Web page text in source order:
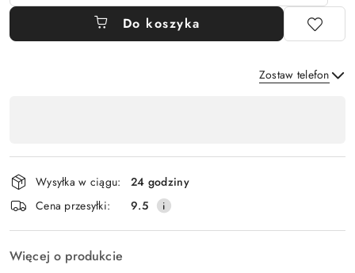
Do koszyka
Zostaw telefon
płatność
i
dostawa
Wysyłka w ciągu:
24 godziny
Cena przesyłki:
9.5
Więcej o produkcie